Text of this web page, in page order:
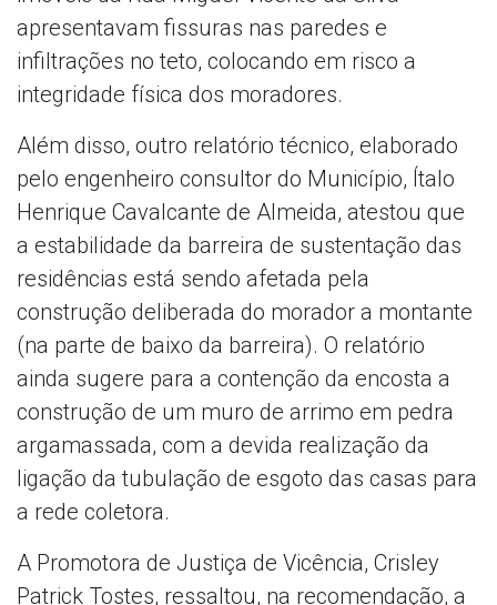
apresentavam fissuras nas paredes e
infiltrações no teto, colocando em risco a
integridade física dos moradores.
Além disso, outro relatório técnico, elaborado
pelo engenheiro consultor do Município, Ítalo
Henrique Cavalcante de Almeida, atestou que
a estabilidade da barreira de sustentação das
residências está sendo afetada pela
construção deliberada do morador a montante
(na parte de baixo da barreira). O relatório
ainda sugere para a contenção da encosta a
construção de um muro de arrimo em pedra
argamassada, com a devida realização da
ligação da tubulação de esgoto das casas para
a rede coletora.
A Promotora de Justiça de Vicência, Crisley
Patrick Tostes, ressaltou, na recomendação, a